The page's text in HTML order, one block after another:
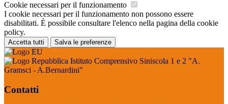
Cookie necessari per il funzionamento
I cookie necessari per il funzionamento non possono essere
disabilitati. È possibile consultare l'elenco nella pagina della cookie
policy.
Accetta tutti Salva le preferenze
Istituto Comprensivo Siniscola 1 e 2 "A.
Gramsci - A.Bernardini"
Contatti